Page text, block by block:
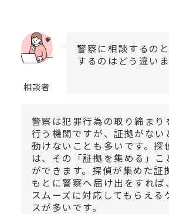
相談者
警察に相談するの
するのはどう違い
警察は犯罪行為の取り締まり
行う機関ですが、証拠がない
動けないことも多いです。探
は、その「証拠を集める」こ
ができます。探偵が集めた証
もとに警察へ届け出をすれば、
スムーズに対応してもらえる
スが多いです。